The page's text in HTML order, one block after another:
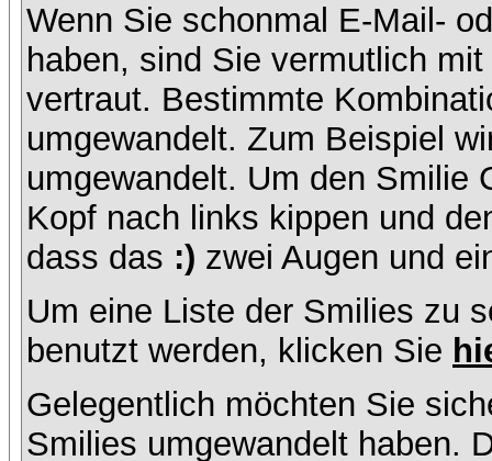
Wenn Sie schonmal E-Mail-
haben, sind Sie vermutlich
vertraut. Bestimmte
umgewandelt. Zum Beispiel
umgewandelt. Um den Smilie
Kopf nach links kippen und
dass das :) zwei Augen und
Um eine Liste der Smilies zu
benutzt werden, klicken Sie
Gelegentlich möchten Sie
Smilies umgewandelt haben.